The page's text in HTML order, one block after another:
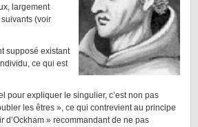
largement
(voir
supposé existant
ce qui est
pour expliquer le singulier, c’est non pas
les êtres », ce qui contrevient au principe
d’Ockham » recommandant de ne pas